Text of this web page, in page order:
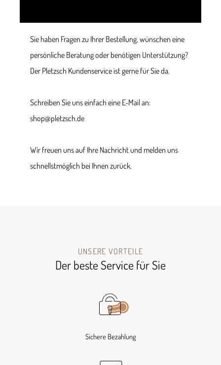
Sie haben Fragen zu Ihrer Bestellung, wünschen eine
persönliche Beratung oder benötigen Unterstützung?
Der Pletzsch Kundenservice ist gerne für Sie da.
Schreiben Sie uns einfach eine E-Mail an:
shop@pletzsch.de
Wir freuen uns auf Ihre Nachricht und melden uns
schnellstmöglich bei Ihnen zurück.
UNSERE VORTEILE
Der beste Service für Sie
Sichere Bezahlung